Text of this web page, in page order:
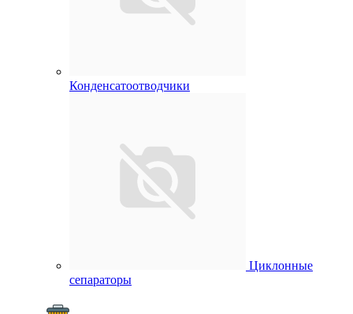
Конденсатоотводчики
Циклонные
сепараторы